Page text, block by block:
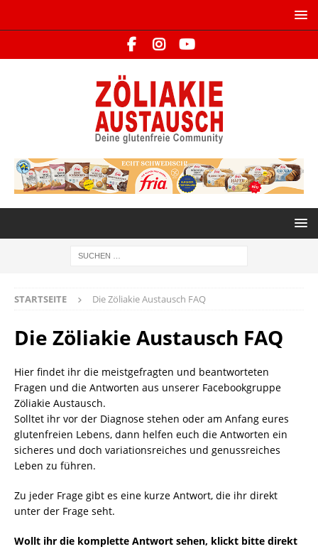
STARTSEITE Die Zöliakie Austausch FAQ
Die Zöliakie Austausch FAQ
Hier findet ihr die meistgefragten und beantworteten
Fragen und die Antworten aus unserer Facebookgruppe
Zöliakie Austausch.
Solltet ihr vor der Diagnose stehen oder am Anfang eures
glutenfreien Lebens, dann helfen euch die Antworten ein
sicheres und doch variationsreiches und genussreiches
Leben zu führen.
Zu jeder Frage gibt es eine kurze Antwort, die ihr direkt
unter der Frage seht.
Wollt ihr die komplette Antwort sehen, klickt bitte direkt